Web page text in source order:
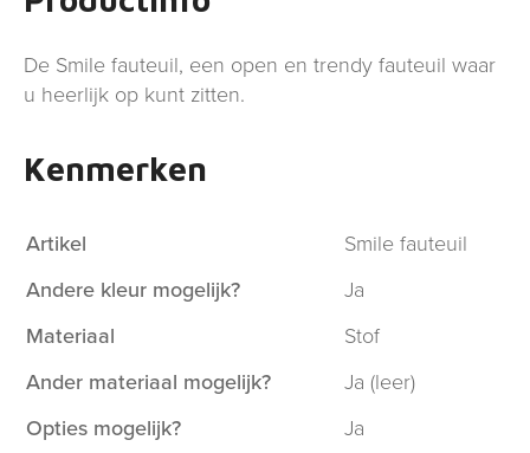
De Smile fauteuil, een open en trendy fauteuil waar
u heerlijk op kunt zitten.
Kenmerken
Artikel
Smile fauteuil
Andere kleur mogelijk?
Ja
Materiaal
Stof
Ander materiaal mogelijk?
Ja (leer)
Opties mogelijk?
Ja